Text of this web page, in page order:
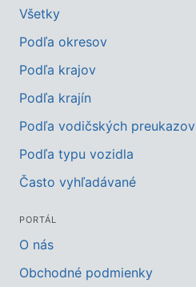
Všetky
Podľa okresov
Podľa krajov
Podľa krajín
Podľa vodičských preukazov
Podľa typu vozidla
Často vyhľadávané
PORTÁL
O nás
Obchodné podmienky